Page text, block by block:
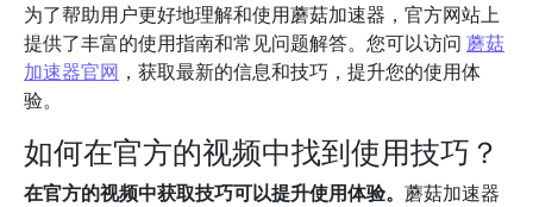
为了帮助用户更好地理解和使用蘑菇加速器，官方网站上
提供了丰富的使用指南和常见问题解答。您可以访问 蘑菇
加速器官网 ，获取最新的信息和技巧，提升您的使用体
验。
如何在官方的视频中找到使用技巧？
在官方的视频中获取技巧可以提升使用体验。 蘑菇加速器